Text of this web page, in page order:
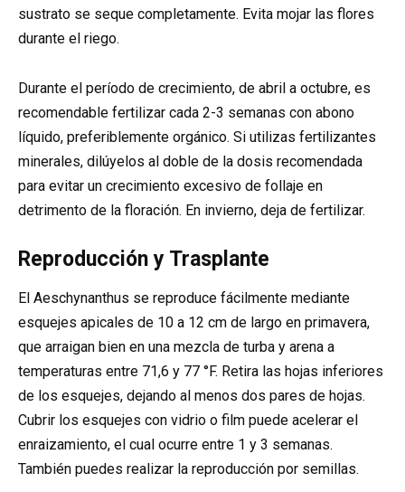
sustrato se seque completamente. Evita mojar las flores
durante el riego.
Durante el período de crecimiento, de abril a octubre, es
recomendable fertilizar cada 2-3 semanas con abono
líquido, preferiblemente orgánico. Si utilizas fertilizantes
minerales, dilúyelos al doble de la dosis recomendada
para evitar un crecimiento excesivo de follaje en
detrimento de la floración. En invierno, deja de fertilizar.
Reproducción y Trasplante
El Aeschynanthus se reproduce fácilmente mediante
esquejes apicales de 10 a 12 cm de largo en primavera,
que arraigan bien en una mezcla de turba y arena a
temperaturas entre 71,6 y 77 °F. Retira las hojas inferiores
de los esquejes, dejando al menos dos pares de hojas.
Cubrir los esquejes con vidrio o film puede acelerar el
enraizamiento, el cual ocurre entre 1 y 3 semanas.
También puedes realizar la reproducción por semillas.